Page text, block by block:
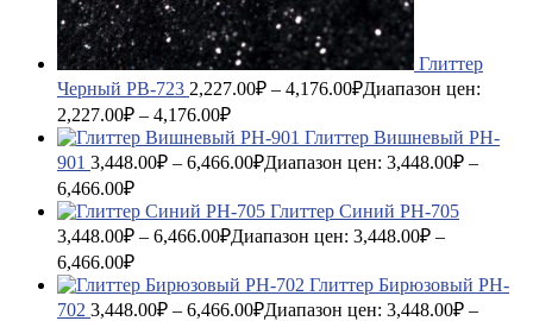
Глиттер
Черный PB-723 2,227.00₽ – 4,176.00₽Диапазон цен:
2,227.00₽ – 4,176.00₽
Глиттер Вишневый PH-
901 3,448.00₽ – 6,466.00₽Диапазон цен: 3,448.00₽ –
6,466.00₽
Глиттер Синий PH-705
3,448.00₽ – 6,466.00₽Диапазон цен: 3,448.00₽ –
6,466.00₽
Глиттер Бирюзовый PH-
702 3,448.00₽ – 6,466.00₽Диапазон цен: 3,448.00₽ –